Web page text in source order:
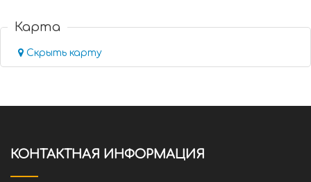
Карта
Скрыть карту
КОНТАКТНАЯ ИНФОРМАЦИЯ